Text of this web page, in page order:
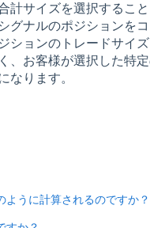
計サイズを選択するこ
グナルのポジションを
ションのトレードサイ
、お客様が選択した特
なります。
ように計算されるのですか？